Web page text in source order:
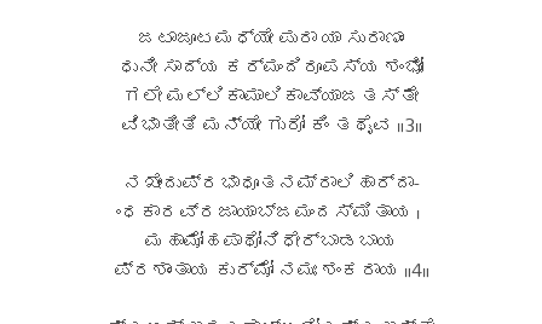
ಜಟಾಜೂಟಮಧ್ಯೇ ಪುರಾ ಯಾ ಸುರಾಣಾಂ
ಧುನೀ ಸಾದ್ಯ ಕರ್ಮಂದಿರೂಪಸ್ಯ ಶಂಭೋಃ
ಗಲೇ ಮಲ್ಲಿಕಾಮಾಲಿಕಾವ್ಯಾಜತಸ್ತೇ
ವಿಭಾತೀತಿ ಮನ್ಯೇ ಗುರೋ ಕಿಂ ತಥೈವ ॥3॥
ನಖೇಂದುಪ್ರಭಾಧೂತನಮ್ರಾಲಿಹಾರ್ದಾ-
ಂಧಕಾರವ್ರಜಾಯಾಬ್ಜಮಂದಸ್ಮಿತಾಯ ।
ಮಹಾಮೋಹಪಾಥೋನಿಧೇರ್ಬಾಡಬಾಯ
ಪ್ರಶಾಂತಾಯ ಕುರ್ಮೋ ನಮಃ ಶಂಕರಾಯ ॥4॥